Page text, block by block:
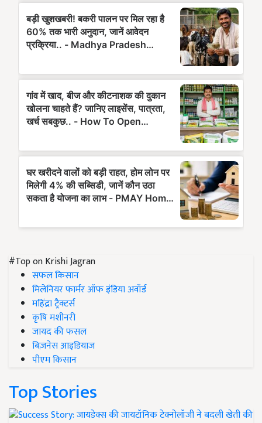
#Top on Krishi Jagran
सफल किसान
मिलेनियर फार्मर ऑफ इंडिया अवॉर्ड
महिंद्रा ट्रैक्टर्स
कृषि मशीनरी
जायद की फसल
बिज़नेस आइडियाज
पीएम किसान
Top Stories